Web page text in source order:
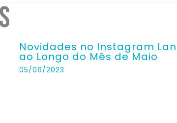
Novidades no Instagram
ao Longo do Mês de Maio
05/06/2023